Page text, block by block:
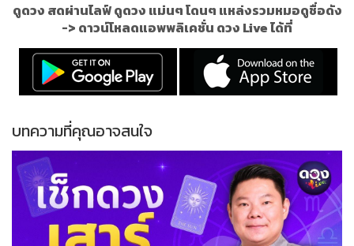
ดูดวง สดผ่านไลฟ์ ดูดวง แม่นๆ โดนๆ แหล่งรวมหมอดูชื่อดัง
-> ดาวน์โหลดแอพพลิเคชั่น ดวง Live ได้ที่
บทความที่คุณอาจสนใจ